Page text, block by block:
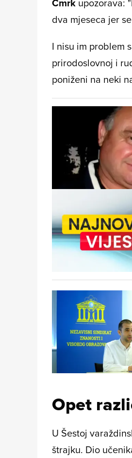
dva mjeseca jer
I nisu im problem
prirodoslovnoj i
poniženi na neki
Opet
U Šestoj
štrajku. Dio